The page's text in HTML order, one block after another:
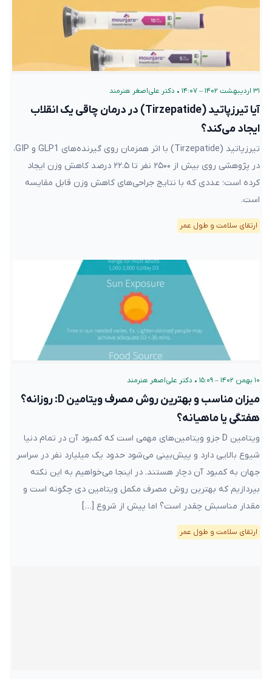
۳۱ اردیبهشت ۱۴۰۲ – ۱۴:۰۷ • دکتر علی‌اصغر هنرمند
آیا تیرزپاتید (Tirzepatide) در درمان چاقی یک انقلاب
ایجاد می‌کند؟
تیرزپاتید (Tirzepatide) با اثر همزمان روی گیرنده‌های GLP1 و GIP،
در پژوهشی روی بیش از ۲۵۰۰ نفر تا ۲۲.۵ درصد کاهش وزن ایجاد
کرده است؛ عددی که با نتایج جراحی‌های کاهش وزن قابل مقایسه
است.
ارتقای سلامت و طول عمر
۱۰ بهمن ۱۴۰۲ – ۱۵:۰۹ • دکتر علی‌اصغر هنرمند
میزان مناسب و بهترین روش مصرف ویتامین D: روزانه؟
هفتگی یا ماهیانه؟
ویتامین D جزو ویتامین‌های مهمی است که کمبود آن در تمام دنیا
شیوع بالایی دارد و پیش‌بینی می‌شود حدود یک میلیارد نفر در سراسر
جهان به کمبود آن دچار هستند. در اینجا می‌خواهیم به این نکته
بپردازیم که بهترین روش مصرف مکمل ویتامین دی چگونه است و
مقدار مناسبش چقدر است؟ اما پیش از شروع […]
ارتقای سلامت و طول عمر